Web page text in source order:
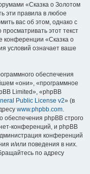
«Сказка о Золотом
эти правила в любое
вас об этом, однако с
этот текст
конференции «Сказка о
условий означает ваше
обеспечения
«они», «программное
Limited», «phpBB
Public License v2» (в
www.phpbb.com.
обеспечения phpBB строго
конференций, и phpBB
конференций
и/или поведения в них.
по адресу